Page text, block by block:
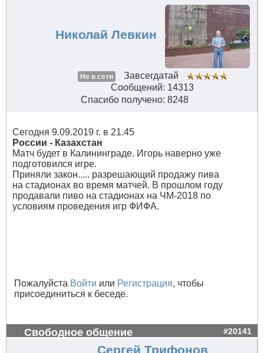
Николай Левкин
Не в сети
Завсегдатай
Сообщений: 14313
Спасибо получено: 8248
Сегодня 9.09.2019 г. в 21.45
России - Казахстан
Матч будет в Калининграде. Игорь наверно уже
подготовился игре.
Приняли закон..... разрешающий продажу пива
на стадионах во время матчей. В прошлом году
продавали пиво на стадионах на ЧМ-2018 по
условиям проведения игр ФИФА.
Пожалуйста Войти или Регистрация, чтобы
присоединиться к беседе.
Свободное общение #20141
Сергей Трифонов